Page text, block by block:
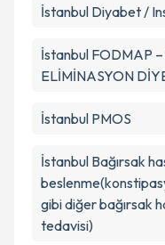
İstanbul Diyabet /
İstanbul FODMAP
ELİMİNASYON
İstanbul PMOS
İstanbul Bağırsak
gibi diğer bağırsak
tedavisi)